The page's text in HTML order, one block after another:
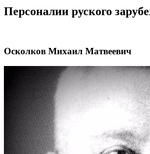
Персоналии руского
Осколков Михаил Матвеевич